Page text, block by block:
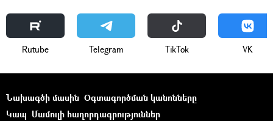
Rutube Telegram ТikТоk VK
Նախագծի մասին Օգտագործման կանոնները
Կապ Մամուլի հաղորդագրություններ